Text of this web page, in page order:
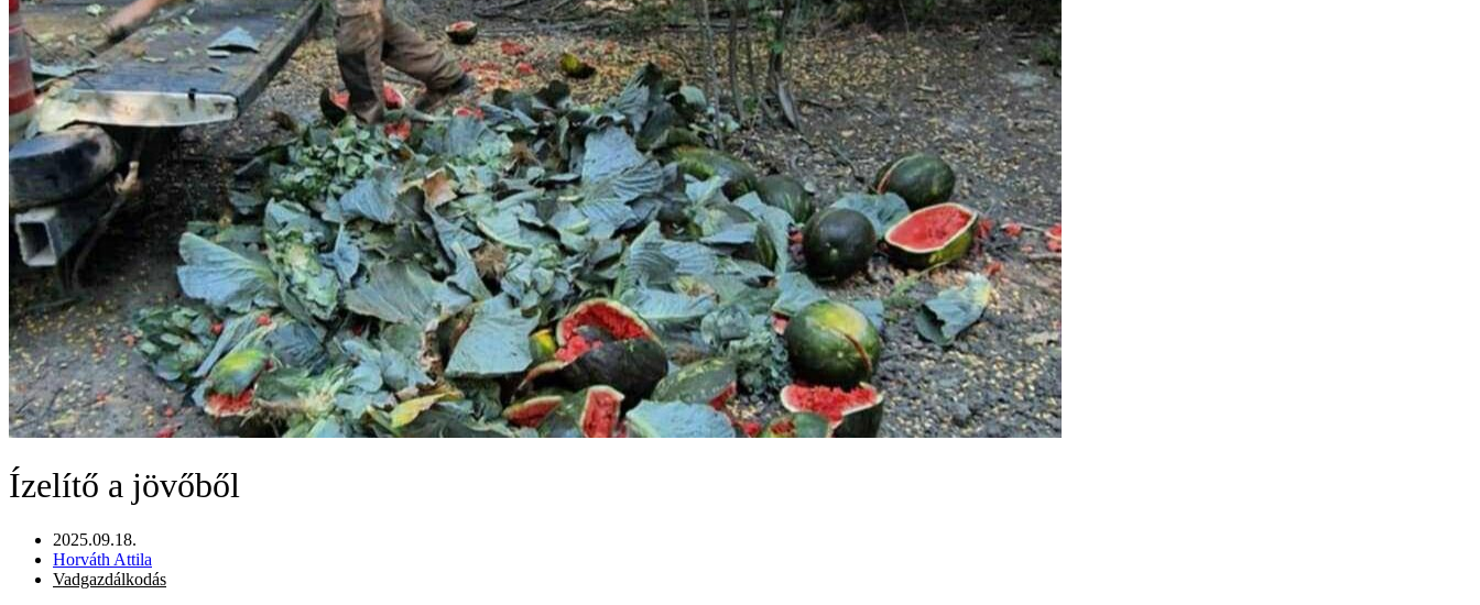
Ízelítő a jövőből
2025.09.18.
Horváth Attila
Vadgazdálkodás